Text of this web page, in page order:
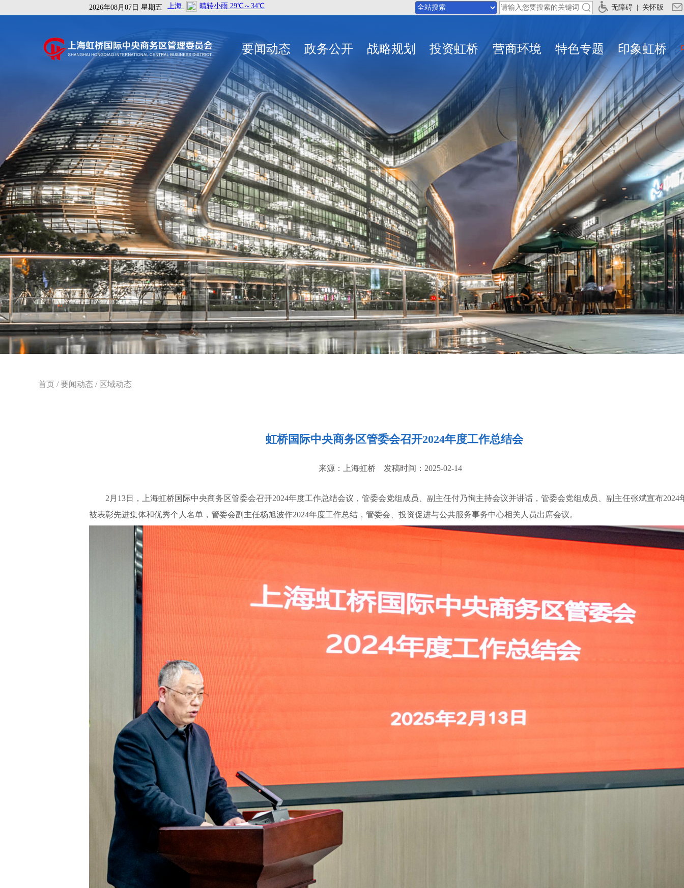
2026年08月07日 星期五 无障碍 关怀版
要闻动态 政务公开 战略规划 投资虹桥 营商环境 特色专题 印象虹桥
首页 /要闻动态 / 区域动态
虹桥国际中央商务区管委会召开2024年度工作总结会
来源：上海虹桥 发稿时间：2025-02-14
2月13日，上海虹桥国际中央商务区管委会召开2024年度工作总结会议，管委会党组成员、副主任付乃恂主持会议并讲话，管委会党组成员、副主任张斌宣布2024
被表彰先进集体和优秀个人名单，管委会副主任杨旭波作2024年度工作总结，管委会、投资促进与公共服务事务中心相关人员出席会议。